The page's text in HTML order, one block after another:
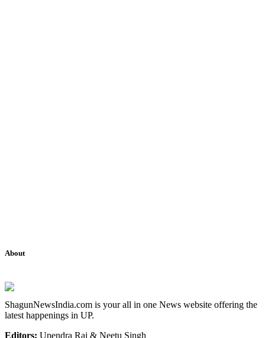
About
ShagunNewsIndia.com is your all in one News website offering the
latest happenings in UP.
Editors: Upendra Rai & Neetu Singh